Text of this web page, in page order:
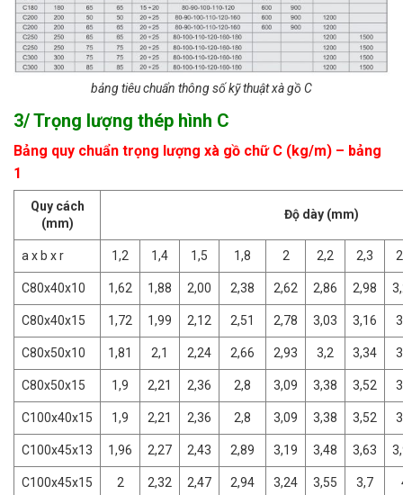
bảng tiêu chuẩn thông số kỹ thuật xà gồ C
3/ Trọng lượng thép hình C
Bảng quy chuẩn trọng lượng xà gồ chữ C (kg/m) – bảng
1
Quy cách
(mm)
Độ dày (mm)
a x b x r 1,2 1,4 1,5 1,8 2 2,2 2,3
C80x40x10 1,62 1,88 2,00 2,38 2,62 2,86 2,98
C80x40x15 1,72 1,99 2,12 2,51 2,78 3,03 3,16
C80x50x10 1,81 2,1 2,24 2,66 2,93 3,2 3,34
C80x50x15 1,9 2,21 2,36 2,8 3,09 3,38 3,52
C100x40x15 1,9 2,21 2,36 2,8 3,09 3,38 3,52
C100x45x13 1,96 2,27 2,43 2,89 3,19 3,48 3,63
C100x45x15 2 2,32 2,47 2,94 3,24 3,55 3,7